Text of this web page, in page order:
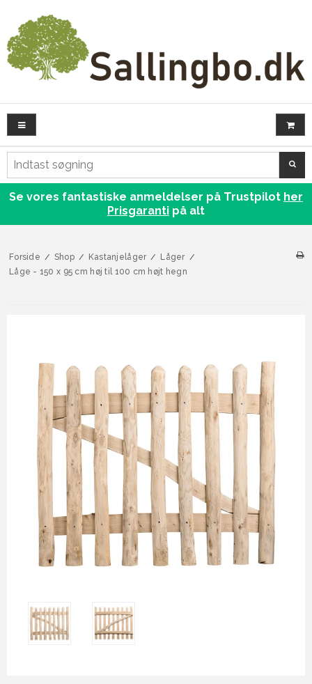
SØG
Se vores fantastiske anmeldelser på Trustpilot her
Prisgaranti på alt
Forside / Shop / Kastanjelåger / Låger /
Låge - 150 x 95 cm høj til 100 cm højt hegn